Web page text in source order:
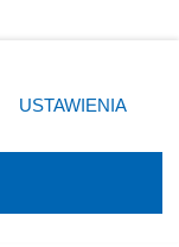
prywatności
zgody
takiemu
USTAWIENIA